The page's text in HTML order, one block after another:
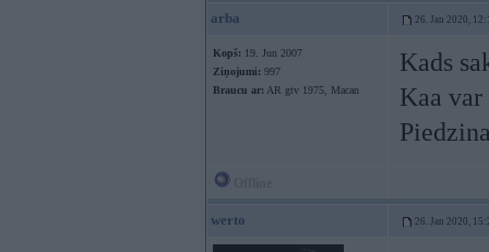
arba 26. Jan 2020,
Kopš: 19. Jun 2007
Ziņojumi: 997
Braucu ar: AR gtv 1975, Macan
Kads
Kaa
werto 26. Jan 2020,